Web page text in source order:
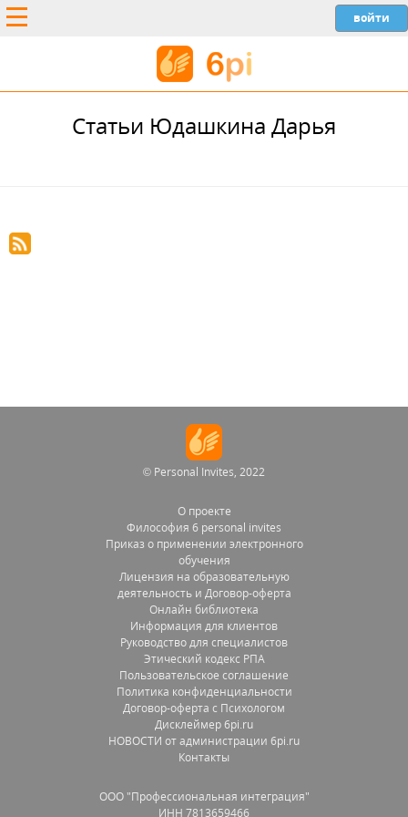
Статьи Юдашкина Дарья
© Personal Invites, 2022
О проекте
Философия 6 personal invites
Приказ о применении электронного
обучения
Лицензия на образовательную
деятельность и Договор-оферта
Онлайн библиотека
Информация для клиентов
Руководство для специалистов
Этический кодекс РПА
Пользовательское соглашение
Политика конфиденциальности
Договор-оферта с Психологом
Дисклеймер 6pi.ru
НОВОСТИ от администрации 6pi.ru
Контакты
OOO "Профессиональная интеграция"
ИНН 7813659466